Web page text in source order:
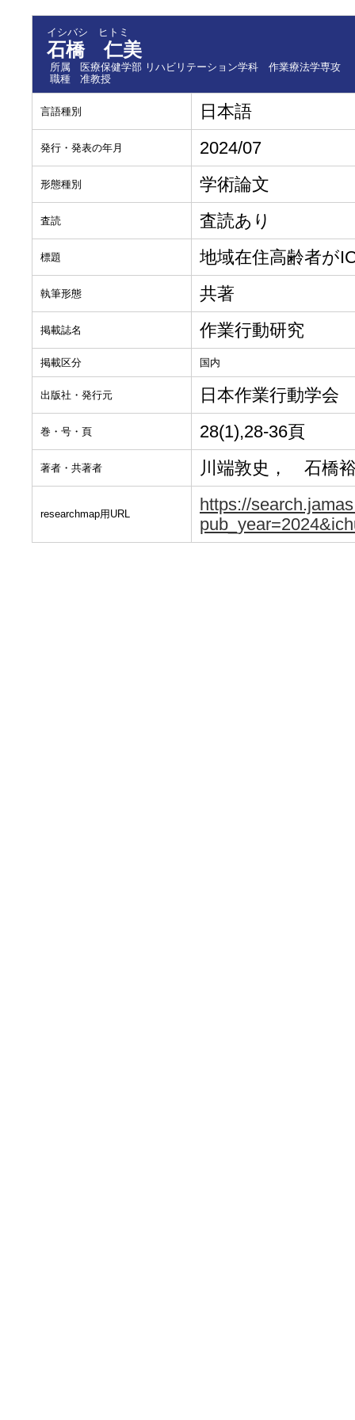
イシバシ ヒトミ
石橋 仁美
所属
医療保健学部 リハビリテーション学科 作業療法学専攻
職種
准教授
言語種別 日本語
発行・発表の年月 2024/07
形態種別 学術論文
査読 査読あり
標題 地域在住高齢者が
執筆形態 共著
掲載誌名 作業行動研究
掲載区分 国内
出版社・発行元 日本作業行動学会
巻・号・頁 28(1),28-36頁
著者・共著者 川端敦史， 石
researchmap用URL
https://